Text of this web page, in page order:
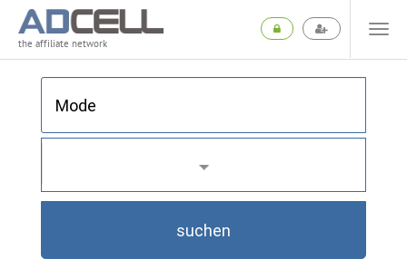
the affiliate network
suchen